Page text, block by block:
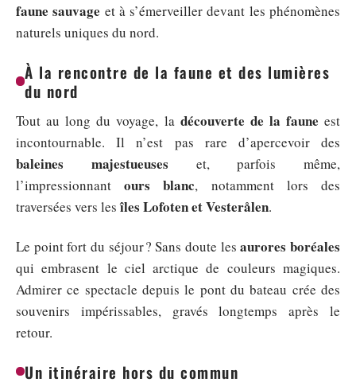
faune sauvage et à s’émerveiller devant les phénomènes
naturels uniques du nord.
À la rencontre de la faune et des lumières
du nord
Tout au long du voyage, la découverte de la faune est
incontournable. Il n’est pas rare d’apercevoir des
baleines majestueuses et, parfois même,
l’impressionnantours blanc, notamment lors des
traversées vers lesîles Lofoten et Vesterålen.
Le point fort du séjour ? Sans doute lesaurores boréales
qui embrasent le ciel arctique de couleurs magiques.
Admirer ce spectacle depuis le pont du bateau crée des
souvenirs impérissables, gravés longtemps après le
retour.
Un itinéraire hors du commun